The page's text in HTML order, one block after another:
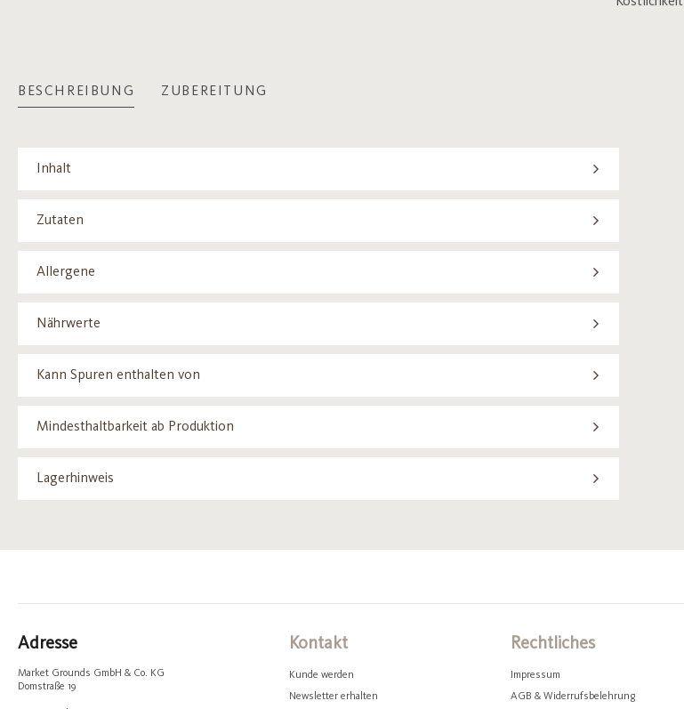
BESCHREIBUNG ZUBEREITUNG
Inhalt
Zutaten
Allergene
Nährwerte
Kann Spuren enthalten von
Mindesthaltbarkeit ab Produktion
Lagerhinweis
Adresse
Market Grounds GmbH & Co. KG
Domstraße 19
Kontakt
Kunde werden
Newsletter erhalten
Rechtliches
Impressum
AGB & Widerrufsbelehrung